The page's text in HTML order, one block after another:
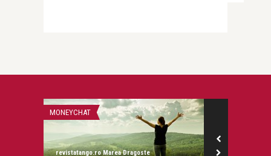
MONEYCHAT
revistatango.ro Marea Dragoste